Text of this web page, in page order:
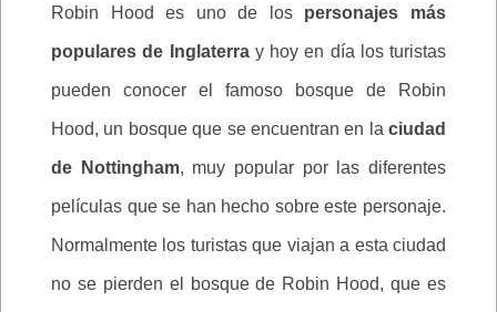
Robin Hood es uno de lospersonajes más
populares de Inglaterra y hoy en día los turistas
pueden conocer el famoso bosque de Robin
Hood, un bosque que se encuentran en la ciudad
de Nottingham, muy popular por las diferentes
películas que se han hecho sobre este personaje.
Normalmente los turistas que viajan a esta ciudad
no se pierden el bosque de Robin Hood, que es